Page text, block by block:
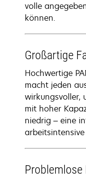
volle
können.
Großartige
Hochwertige
macht jeden
wirkungsvoller,
mit hoher
niedrig – eine
arbeitsintensive